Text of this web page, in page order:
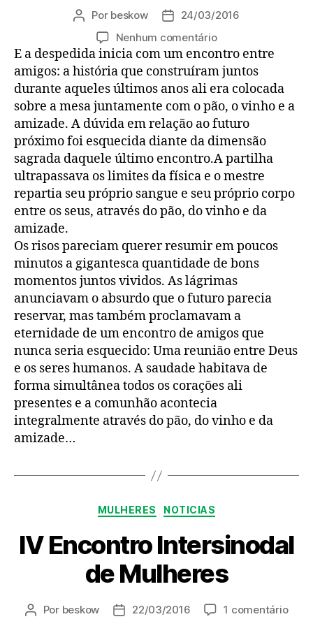
Autor
post
Por beskow
Data24/03/2016
Nenhum comentárioem
Pão,
Vinho,
Amizade
E a despedida inicia com um encontro entre
amigos: a história que construíram juntos
durante aqueles últimos anos ali era colocada
sobre a mesa juntamente com o pão, o vinho e a
amizade. A dúvida em relação ao futuro
próximo foi esquecida diante da dimensão
sagrada daquele último encontro.A partilha
ultrapassava os limites da física e o mestre
repartia seu próprio sangue e seu próprio corpo
entre os seus, através do pão, do vinho e da
amizade.
Os risos pareciam querer resumir em poucos
minutos a gigantesca quantidade de bons
momentos juntos vividos. As lágrimas
anunciavam o absurdo que o futuro parecia
reservar, mas também proclamavam a
eternidade de um encontro de amigos que
nunca seria esquecido: Uma reunião entre Deus
e os seres humanos. A saudade habitava de
forma simultânea todos os corações ali
presentes e a comunhão acontecia
integralmente através do pão, do vinho e da
amizade…
Categorias
MULHERES NOTICIAS
IV Encontro Intersinodal
de Mulheres
Autor
Por beskow
Data22/03/2016 1 comentárioem